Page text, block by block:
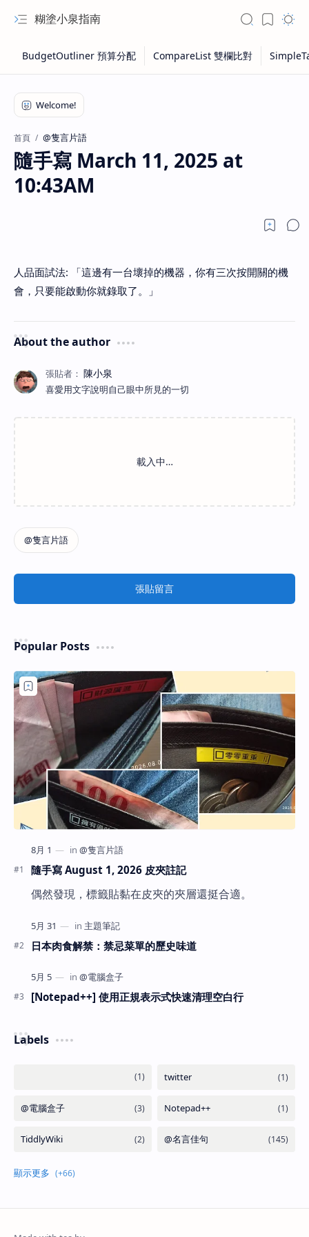
糊塗小泉指南
首頁 @隻言片語
隨手寫 March 11, 2025 at
10:43AM
人品面試法: 「這邊有一台壞掉的機器，你有三次按開關的機
會，只要能啟動你就錄取了。」
About the author
喜愛用文字說明自己眼中所見的一切
張貼留言
Popular Posts
隨手寫 August 1, 2026 皮夾註記
偶然發現，標籤貼黏在皮夾的夾層還挺合適。
日本肉食解禁：禁忌菜單的歷史味道
[Notepad++] 使用正規表示式快速清理空白行
Labels